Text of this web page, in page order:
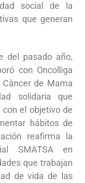
social de la
que generan
del pasado año,
con Oncolliga
de Mama
solidaria que
el objetivo de
hábitos de
reafirma la
SMATSA en
que trabajan
de vida de las